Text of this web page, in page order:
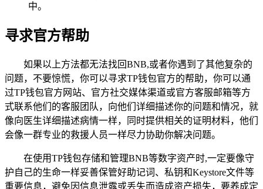
中。
寻求官方帮助
如果以上方法都无法找回BNB,或者你遇到了其他复杂的
问题，不要惊慌，你可以寻求TP钱包官方的帮助，你可以通
过TP钱包官方网站、官方社交媒体渠道或官方客服邮箱等方
式联系他们的客服团队，向他们详细描述你的问题和情况，就
像向医生详细描述病情一样，同时提供相关的证明材料，他们
会像一群专业的救援人员一样尽力协助你解决问题。
在使用TP钱包存储和管理BNB等数字资产时,一定要像守
护自己的生命一样妥善保管好助记词、私钥和Keystore文件等
重要信息，避免因信息泄露或丢失而造成资产损失，要养成定